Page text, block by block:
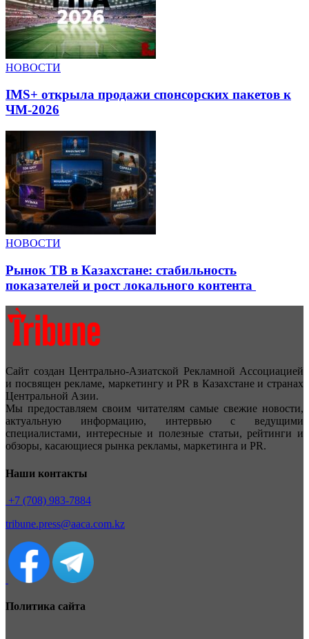
НОВОСТИ
IMS+ открыла продажи спонсорских пакетов к
ЧМ-2026
НОВОСТИ
Рынок ТВ в Казахстане: стабильность
показателей и рост локального контента
Сайт создан Центрально-Азиатской Рекламной Ассоциацией
и посвящен рекламе, маркетингу и PR в Казахстане и странах
Центральной Азии.
Мы предоставляем своим читателям самые свежие новости,
актуальную информацию, интервью с ведущими
специалистами, интересные и полезные статьи, рейтинги и
обзоры, касающиеся рынка рекламы, маркетинга и PR.
Наши контакты
+7 (708) 983-7884
tribune.press@aaca.com.kz
Политика сайта